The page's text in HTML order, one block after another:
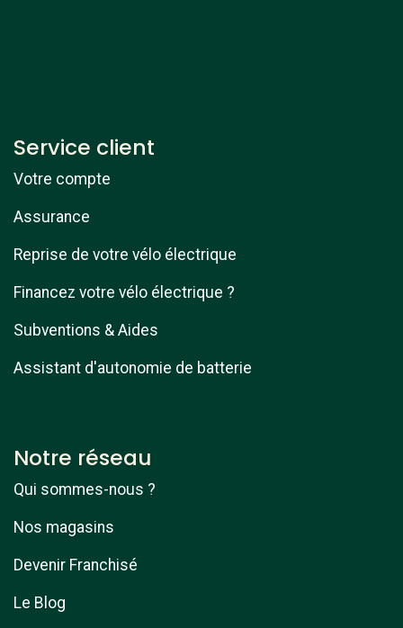
Service client
Votre compte
Assurance
Reprise de votre vélo électrique
Financez votre vélo électrique ?
Subventions & Aides
Assistant d'autonomie de batterie
Notre réseau
Qui sommes-nous ?
Nos magasins
Devenir Franchisé
Le Blog